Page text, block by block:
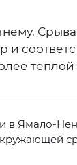
в Ямало-